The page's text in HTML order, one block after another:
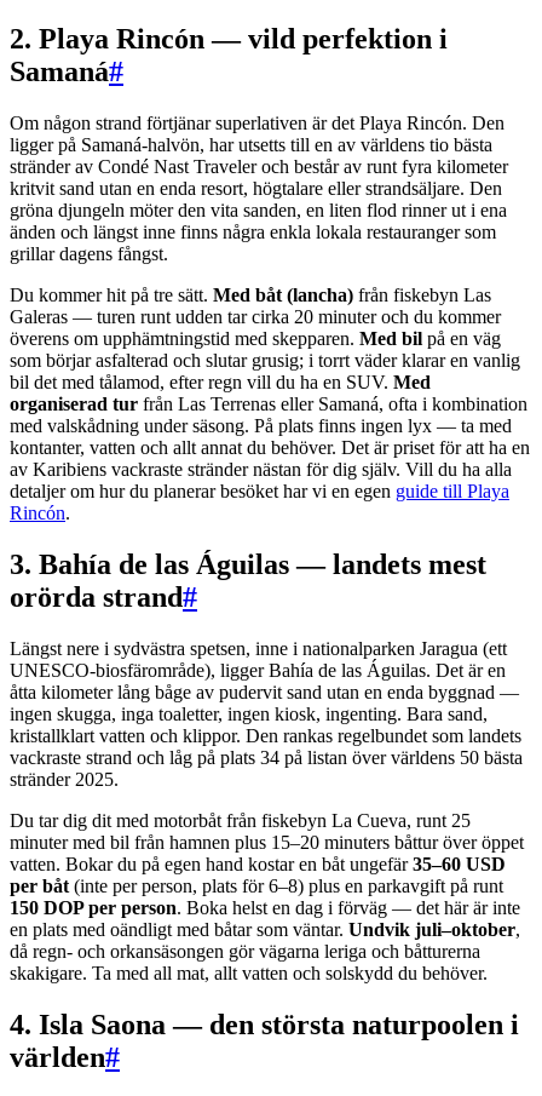
2. Playa Rincón — vild perfektion i
Samaná#
Om någon strand förtjänar superlativen är det Playa Rincón. Den
ligger på Samaná-halvön, har utsetts till en av världens tio bästa
stränder av Condé Nast Traveler och består av runt fyra kilometer
kritvit sand utan en enda resort, högtalare eller strandsäljare. Den
gröna djungeln möter den vita sanden, en liten flod rinner ut i ena
änden och längst inne finns några enkla lokala restauranger som
grillar dagens fångst.
Du kommer hit på tre sätt. Med båt (lancha) från fiskebyn Las
Galeras — turen runt udden tar cirka 20 minuter och du kommer
överens om upphämtningstid med skepparen. Med bil på en väg
som börjar asfalterad och slutar grusig; i torrt väder klarar en vanlig
bil det med tålamod, efter regn vill du ha en SUV. Med
organiserad tur från Las Terrenas eller Samaná, ofta i kombination
med valskådning under säsong. På plats finns ingen lyx — ta med
kontanter, vatten och allt annat du behöver. Det är priset för att ha en
av Karibiens vackraste stränder nästan för dig själv. Vill du ha alla
detaljer om hur du planerar besöket har vi en egen guide till Playa
Rincón.
3. Bahía de las Águilas — landets mest
orörda strand#
Längst nere i sydvästra spetsen, inne i nationalparken Jaragua (ett
UNESCO-biosfärområde), ligger Bahía de las Águilas. Det är en
åtta kilometer lång båge av pudervit sand utan en enda byggnad —
ingen skugga, inga toaletter, ingen kiosk, ingenting. Bara sand,
kristallklart vatten och klippor. Den rankas regelbundet som landets
vackraste strand och låg på plats 34 på listan över världens 50 bästa
stränder 2025.
Du tar dig dit med motorbåt från fiskebyn La Cueva, runt 25
minuter med bil från hamnen plus 15–20 minuters båttur över öppet
vatten. Bokar du på egen hand kostar en båt ungefär35–60 USD
per båt (inte per person, plats för 6–8) plus en parkavgift på runt
150 DOP per person. Boka helst en dag i förväg — det här är inte
en plats med oändligt med båtar som väntar. Undvik juli–oktober,
då regn- och orkansäsongen gör vägarna leriga och båtturerna
skakigare. Ta med all mat, allt vatten och solskydd du behöver.
4. Isla Saona — den största naturpoolen i
världen#